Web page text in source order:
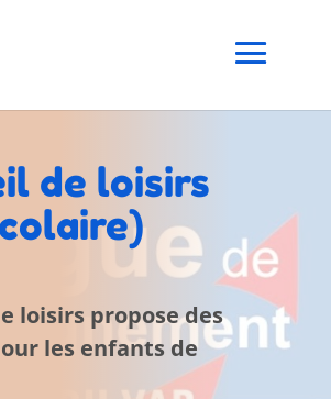
de loisirs
loisirs propose des
les enfants de